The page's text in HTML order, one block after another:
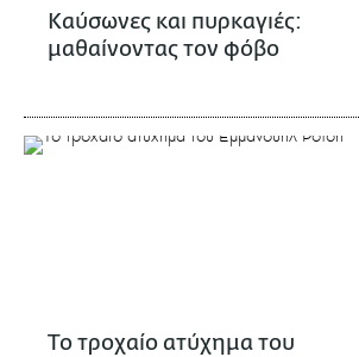
Καύσωνες και πυρκαγιές:
μαθαίνοντας τον φόβο
Το τροχαίο ατύχημα του